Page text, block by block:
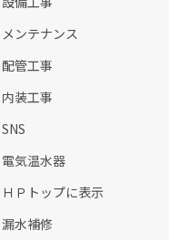
メンテナンス
配管工事
内装工事
SNS
電気温水器
ＨＰトップに表示
漏水補修